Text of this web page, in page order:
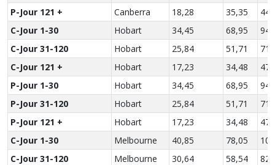
P-Jour 121 +
Canberra 18,28 35,35
C-Jour 1-30
Hobart 34,45 68,95
C-Jour 31-120
Hobart 25,84 51,71
C-Jour 121 +
Hobart 17,23 34,48
P-Jour 1-30
Hobart 34,45 68,95
P-Jour 31-120
Hobart 25,84 51,71
P-Jour 121 +
Hobart 17,23 34,48
C-Jour 1-30
Melbourne 40,85 78,05
C-Jour 31-120
Melbourne 30,64 58,54